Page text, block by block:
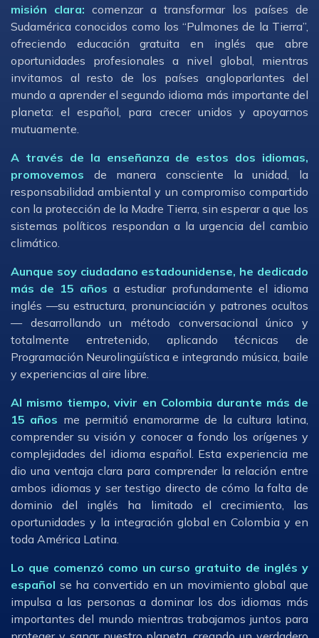
misión clara: comenzar a transformar los países de
Sudamérica conocidos como los “Pulmones de la Tierra”,
ofreciendo educación gratuita en inglés que abre
oportunidades profesionales a nivel global, mientras
invitamos al resto de los países angloparlantes del
mundo a aprender el segundo idioma más importante del
planeta: el español, para crecer unidos y apoyarnos
mutuamente.
A través de la enseñanza de estos dos idiomas,
promovemos de manera consciente la unidad, la
responsabilidad ambiental y un compromiso compartido
con la protección de la Madre Tierra, sin esperar a que los
sistemas políticos respondan a la urgencia del cambio
climático.
Aunque soy ciudadano estadounidense, he dedicado
más de 15 años a estudiar profundamente el idioma
inglés —su estructura, pronunciación y patrones ocultos
— desarrollando un método conversacional único y
totalmente entretenido, aplicando técnicas de
Programación Neurolingüística e integrando música, baile
y experiencias al aire libre.
Al mismo tiempo, vivir en Colombia durante más de
15 años me permitió enamorarme de la cultura latina,
comprender su visión y conocer a fondo los orígenes y
complejidades del idioma español. Esta experiencia me
dio una ventaja clara para comprender la relación entre
ambos idiomas y ser testigo directo de cómo la falta de
dominio del inglés ha limitado el crecimiento, las
oportunidades y la integración global en Colombia y en
toda América Latina.
Lo que comenzó como un curso gratuito de inglés y
español se ha convertido en un movimiento global que
impulsa a las personas a dominar los dos idiomas más
importantes del mundo mientras trabajamos juntos para